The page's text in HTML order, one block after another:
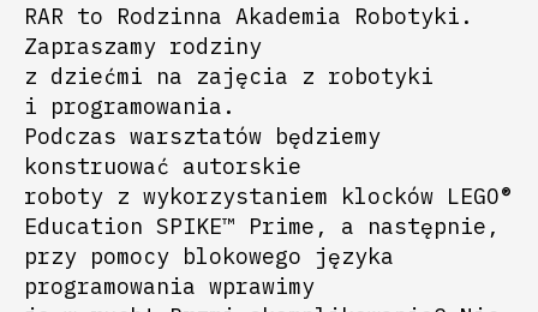
RAR to Rodzinna Akademia Robotyki.
Zapraszamy rodziny
z dziećmi na zajęcia z robotyki
i programowania.
Podczas warsztatów będziemy
konstruować autorskie
roboty z wykorzystaniem klocków LEGO®
Education SPIKE™ Prime, a następnie,
przy pomocy blokowego języka
programowania wprawimy